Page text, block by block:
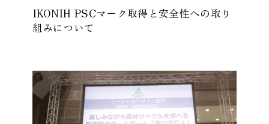
IKONIH PSCマーク取得と安全性への取り
組みについて